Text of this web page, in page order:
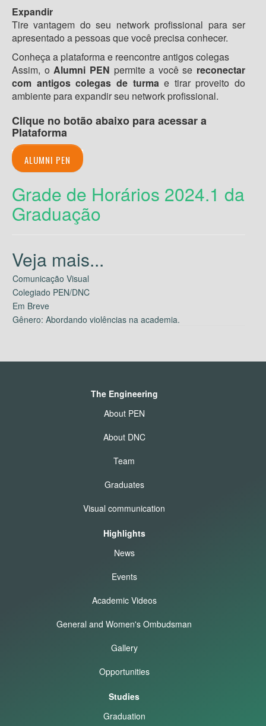
Expandir
Tire vantagem do seu network profissional para ser
apresentado a pessoas que você precisa conhecer.
Conheça a plataforma e reencontre antigos colegas
Assim, oAlumni PEN permite a você se reconectar
com antigos colegas de turmae tirar proveito do
ambiente para expandir seu network profissional.
Clique no botão abaixo para acessar a
Plataforma
ALUMNI PEN
Grade de Horários 2024.1 da
Graduação
Comunicação Visual
Colegiado PEN/DNC
Em Breve
Gênero: Abordando violências na academia.
The Engineering
About PEN
About DNC
Team
Graduates
Visual communication
Highlights
News
Events
Academic Videos
General and Women's Ombudsman
Gallery
Opportunities
Studies
Graduation